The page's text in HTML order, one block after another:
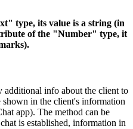
type, its value is a string (in
of the "Number" type, it
additional info about the client to
in the client's information
app). The method can be
is established, information in